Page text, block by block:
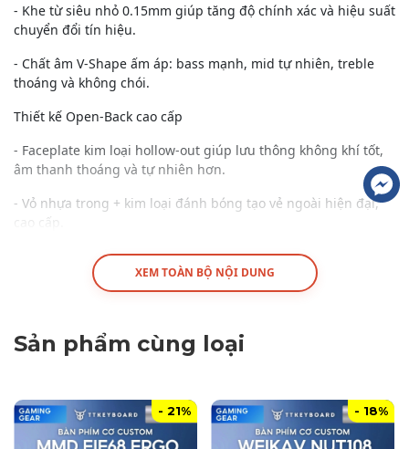
- Khe từ siêu nhỏ 0.15mm giúp tăng độ chính xác và hiệu suất
chuyển đổi tín hiệu.
- Chất âm V-Shape ấm áp: bass mạnh, mid tự nhiên, treble
thoáng và không chói.
Thiết kế Open-Back cao cấp
- Faceplate kim loại hollow-out giúp lưu thông không khí tốt,
âm thanh thoáng và tự nhiên hơn.
- Vỏ nhựa trong + kim loại đánh bóng tạo vẻ ngoài hiện đại,
cao cấp.
- Thiết kế in-ear ergonomic ôm tai chắc chắn, đeo lâu vẫn
- Cáp mạ bạc kép truyền tín hiệu ổn định, giảm suy hao âm
Thông số nổi bật
XEM TOÀN BỘ NỘI DUNG
Sản phẩm cùng loại
- 21% - 18%